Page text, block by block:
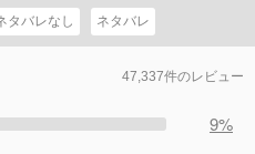
タバレなし ネタバレ
47,337件のレビュー
9%